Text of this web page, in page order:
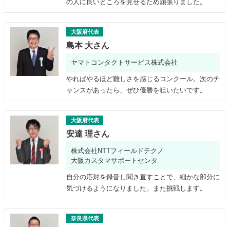
の人に良いところを見せるため頑張りました。
大阪府代表
島本 大さん
ヤマトコンタクトサービス株式会社
やればやるほど難しさを感じるコンクール。次のチ
ャンスがあったら、ぜひ優勝を狙いたいです。
大阪府代表
安達 理さん
株式会社NTTフィールドテクノ
大阪カスタマサポートセンタ
自分の応対を録音し聞き直すことで、細かな部分に
気づけるようになりました。また挑戦します。
奈良県代表